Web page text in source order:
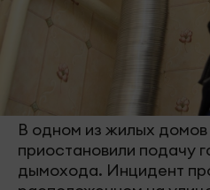
В одном из жилых
приостановили подачу
дымохода. Инцидент